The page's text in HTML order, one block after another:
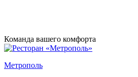
Команда вашего комфорта
Метрополь